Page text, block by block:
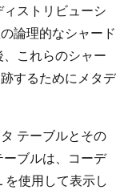
ストリビューシ
論理的なシャード
これらのシャー
するためにメタデ
テーブルとその
ブルは、コーデ
を使用して表示し